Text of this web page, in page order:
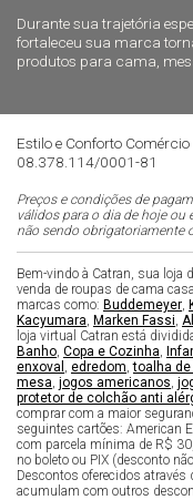
Durante sua trajetória
fortaleceu sua marca
produtos para cama,
Estilo e Conforto
08.378.114/0001-81
Preços e condições de
válidos para o dia de hoje
não sendo obrigatoriamente
Bem-vindo à Catran, sua loja
venda de roupas de cama
marcas como: Buddemeyer
Kacyumara Marken Fassi
loja virtual Catran está
Banho Copa e Cozinha
enxoval
edredom ,toalha de
mesa jogos americanos
protetor de colchão anti
comprar com a maior
seguintes cartões: American
com parcela mínima de R$
no boleto ou PIX (desconto
Descontos oferecidos
acumulam com outros